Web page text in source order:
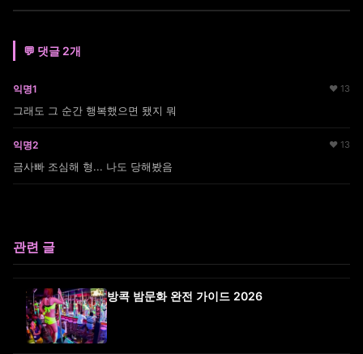
💬 댓글 2개
익명1 ♥ 13
그래도 그 순간 행복했으면 됐지 뭐
익명2 ♥ 13
금사빠 조심해 형... 나도 당해봤음
관련 글
방콕 밤문화 완전 가이드 2026